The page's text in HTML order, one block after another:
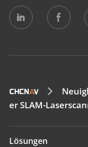
er SLAM-
Lösungen